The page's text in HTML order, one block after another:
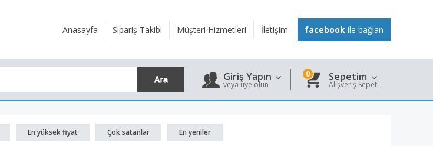
Anasayfa Sipariş Takibi Müşteri Hizmetleri İletişim facebook ile bağlan
Giriş Yapın
veya üye olun
0 Sepetim
Alışveriş Sepeti
En yüksek fiyat Çok satanlar En yeniler